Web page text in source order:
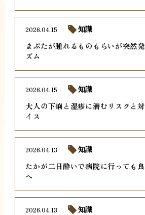
まぶたが腫れるものもらいが突然
ズム
2026.04.15 知識
大人の下痢と湿疹に潜むリスクと
イス
2026.04.15 知識
たかが二日酔いで病院に行っても
へ
2026.04.13 知識
2026.04.13 知識